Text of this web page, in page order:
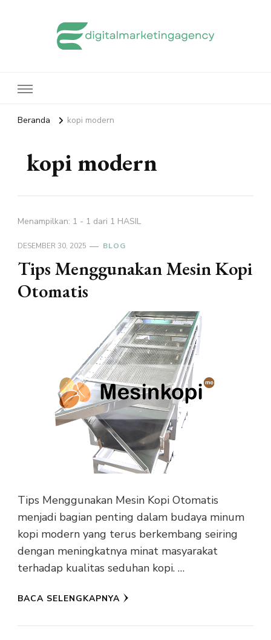
Beranda kopi modern
kopi modern
Menampilkan: 1 - 1 dari 1 HASIL
DESEMBER 30, 2025 BLOG
Tips Menggunakan Mesin Kopi
Otomatis
Tips Menggunakan Mesin Kopi Otomatis
menjadi bagian penting dalam budaya minum
kopi modern yang terus berkembang seiring
dengan meningkatnya minat masyarakat
terhadap kualitas seduhan kopi. …
BACA SELENGKAPNYA